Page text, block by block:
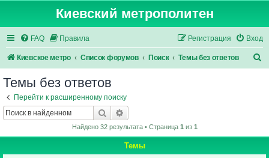
Киевский метрополитен
FAQ Правила Вход
Регистрация
Киевское метро Список форумов Поиск Темы без ответов
Темы без ответов
Перейти к расширенному поиску
Поиск
Найдено 32 результата • Страница 1из 1
Темы